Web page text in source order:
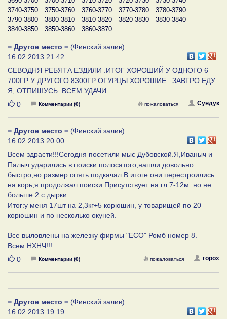
3740-3750
3750-3760 3760-3770 3770-3780
3780-3790
3790-3800
3800-3810 3810-3820 3820-3830
3830-3840
3840-3850
3850-3860 3860-3870
= Другое место = (Финский залив)
16.02.2013 21:42
СЕВОДНЯ РЕБЯТА ЕЗДИЛИ .ИТОГ ХОРОШИЙ У ОДНОГО 6
700ГР У ДРУГОГО 8300ГР ОГУРЦЫ ХОРОШИЕ . ЗАВТРО ЕДУ
Я, ОТПИШУСЬ. ВСЕМ УДАЧИ .
Нравится
0 Комментарии (0) Сундук
пожаловаться
= Другое место = (Финский залив)
16.02.2013 20:00
Всем здрасти!!!Сегодня посетили мыс Дубовской.Я,Иваныч и
Палыч ударились в поиски полосатого,нашли довольно
быстро,но размер опять подкачал.В итоге они перестроились
на корь,я продолжал поиски.Присутствует на гл.7-12м. но не
больше 2 с дырки.
Итог:у меня 17шт на 2,3кг+5 корюшин, у товарищей по 20
корюшин и по несколько окуней.
Все выловлены на железку фирмы "ЕСО" Ромб номер 8.
Всем НХНЧ!!!
Нравится
0 Комментарии (0) горох
пожаловаться
= Другое место = (Финский залив)
16.02.2013 19:19